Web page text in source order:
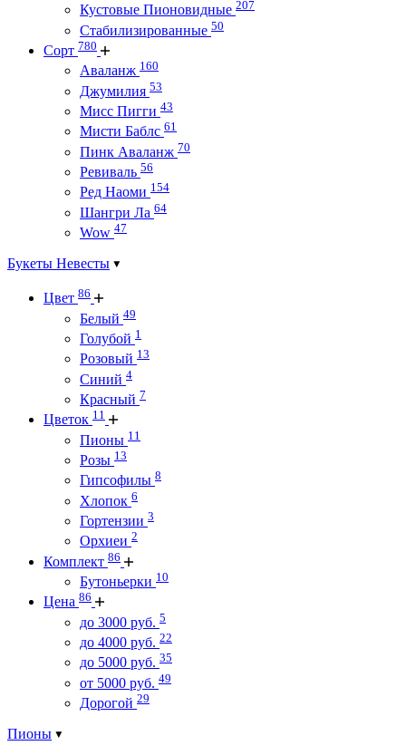
Кустовые Пионовидные 207
Стабилизированные 50
Сорт 780
Аваланж 160
Джумилия 53
Мисс Пигги 43
Мисти Баблс 61
Пинк Аваланж 70
Ревиваль 56
Ред Наоми 154
Шангри Ла 64
Wow 47
Букеты Невесты
Цвет 86
Белый 49
Голубой 1
Розовый 13
Синий 4
Красный 7
Цветок 11
Пионы 11
Розы 13
Гипсофилы 8
Хлопок 6
Гортензии 3
Орхиеи 2
Комплект 86
Бутоньерки 10
Цена 86
до 3000 руб. 5
до 4000 руб. 22
до 5000 руб. 35
от 5000 руб. 49
Дорогой 29
Пионы